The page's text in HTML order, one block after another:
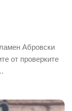
Абровски
от проверките